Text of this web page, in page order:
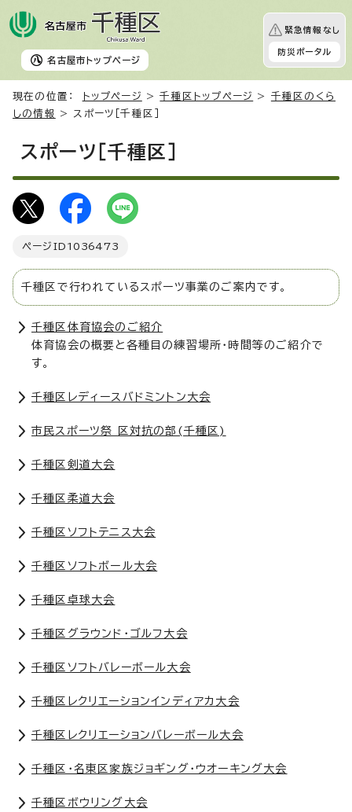
名古屋市 トップページ
緊急情報なし
防災ポータル
現在の位置： トップページ >千種区トップページ > 千種区のくら
しの情報
> スポーツ［千種区］
スポーツ［千種区］
ページID 1036473
千種区で行われているスポーツ事業のご案内です。
千種区体育協会のご紹介
体育協会の概要と各種目の練習場所・時間等のご紹介で
す。
千種区レディースバドミントン大会
市民スポーツ祭 区対抗の部(千種区)
千種区剣道大会
千種区柔道大会
千種区ソフトテニス大会
千種区ソフトボール大会
千種区卓球大会
千種区グラウンド・ゴルフ大会
千種区ソフトバレーボール大会
千種区レクリエーションインディアカ大会
千種区レクリエーションバレーボール大会
千種区・名東区家族ジョギング・ウオーキング大会
千種区ボウリング大会